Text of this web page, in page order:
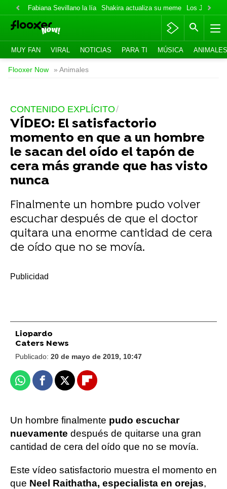
Fabiana Sevillano la lía Shakira actualiza su meme Los Jonas
MUY FAN VIRAL NOTICIAS PARA TI MÚSICA ANIMALES
Flooxer Now » Animales
CONTENIDO EXPLÍCITO
VÍDEO: El satisfactorio
momento en que a un hombre
le sacan del oído el tapón de
cera más grande que has visto
nunca
Finalmente un hombre pudo volver
escuchar después de que el doctor
quitara una enorme cantidad de cera
de oído que no se movía.
Liopardo
Caters News
Publicado: 20 de mayo de 2019, 10:47
WhatsappFacebook
X Flipboard
Un hombre finalmente pudo escuchar
nuevamente después de quitarse una gran
cantidad de cera del oído que no se movía.
Este vídeo satisfactorio muestra el momento en
que Neel Raithatha, especialista en orejas,